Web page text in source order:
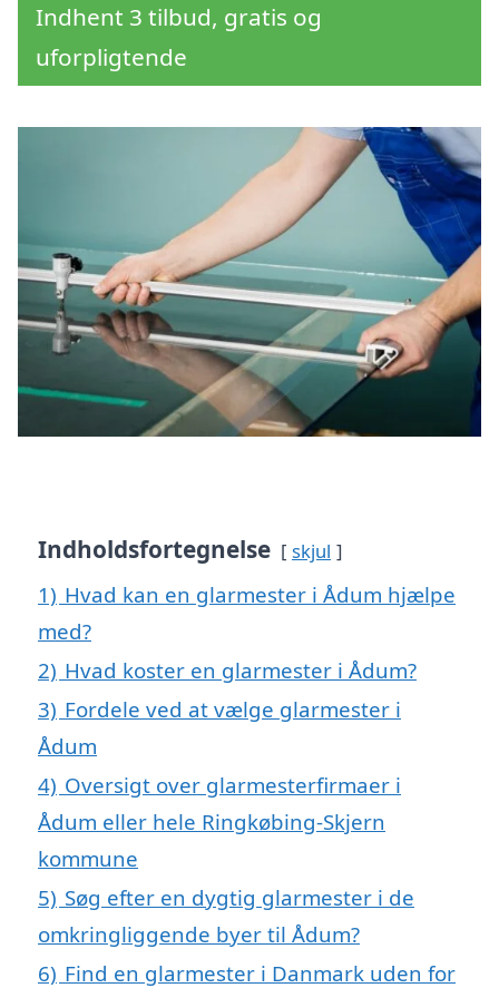
Indhent 3 tilbud, gratis og
uforpligtende
Indholdsfortegnelse skjul
1) Hvad kan en glarmester i Ådum hjælpe
med?
2) Hvad koster en glarmester i Ådum?
3) Fordele ved at vælge glarmester i
Ådum
4) Oversigt over glarmesterfirmaer i
Ådum eller hele Ringkøbing-Skjern
kommune
5) Søg efter en dygtig glarmester i de
omkringliggende byer til Ådum?
6) Find en glarmester i Danmark uden for